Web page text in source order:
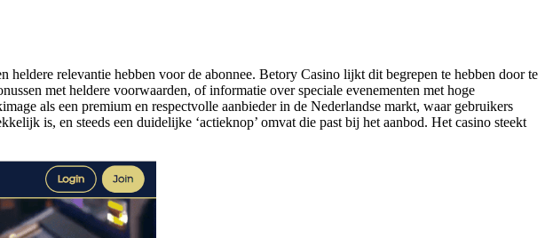
relevantie hebben voor de abonnee. Betory Casino lijkt dit begrepen te hebben door te
met heldere voorwaarden, of informatie over speciale evenementen met hoge
als een premium en respectvolle aanbieder in de Nederlandse markt, waar gebruikers
is, en steeds een duidelijke ‘actieknop’ omvat die past bij het aanbod. Het casino steekt